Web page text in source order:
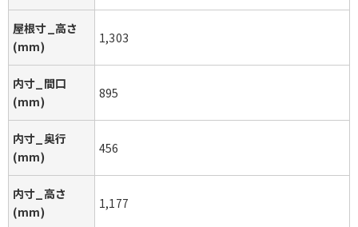
屋根寸_高さ
(mm)
1,303
内寸_間口
(mm)
895
内寸_奥行
(mm)
456
内寸_高さ
(mm)
1,177